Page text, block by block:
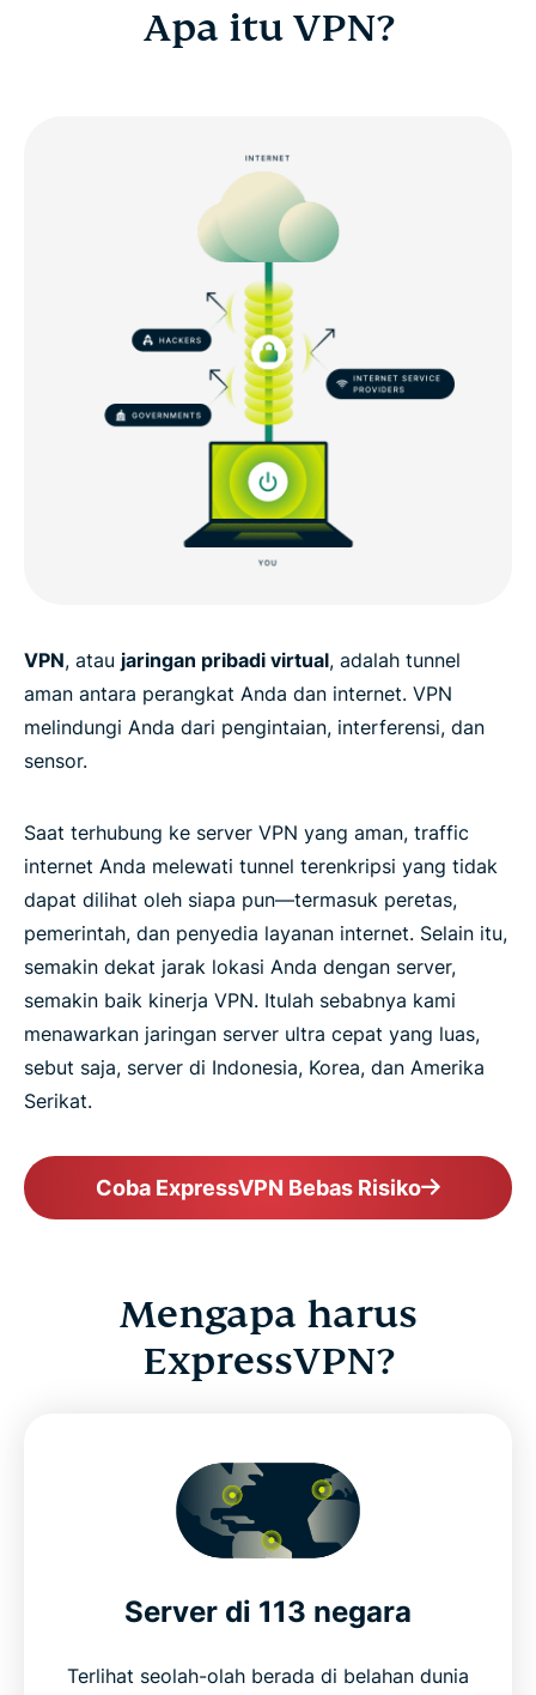
Apa itu VPN?
VPN, atau jaringan pribadi virtual, adalah tunnel
aman antara perangkat Anda dan internet. VPN
melindungi Anda dari pengintaian, interferensi, dan
sensor.
Saat terhubung ke server VPN yang aman, traffic
internet Anda melewati tunnel terenkripsi yang tidak
dapat dilihat oleh siapa pun—termasuk peretas,
pemerintah, dan penyedia layanan internet. Selain itu,
semakin dekat jarak lokasi Anda dengan server,
semakin baik kinerja VPN. Itulah sebabnya kami
menawarkan jaringan server ultra cepat yang luas,
sebut saja, server di Indonesia, Korea, dan Amerika
Serikat.
Coba ExpressVPN Bebas Risiko
Mengapa harus
ExpressVPN?
Server di 113 negara
Terlihat seolah-olah berada di belahan dunia